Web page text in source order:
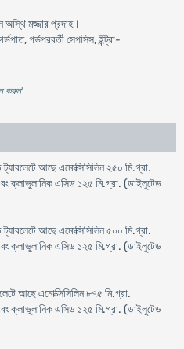
মজ্জার প্রদাহ।
গর্ভপরবর্তী সেপসিস, ইন্ট্রা-
করুন'
আছে এমোক্সিসিলিন ২৫০ মি.গ্রা.
ক্লাভুলানিক এসিড ১২৫ মি.গ্রা. (ডাইলুটেড
আছে এমোক্সিসিলিন ৫০০ মি.গ্রা.
ক্লাভুলানিক এসিড ১২৫ মি.গ্রা. (ডাইলুটেড
আছে এমোক্সিসিলিন ৮৭৫ মি.গ্রা.
ক্লাভুলানিক এসিড ১২৫ মি.গ্রা. (ডাইলুটেড